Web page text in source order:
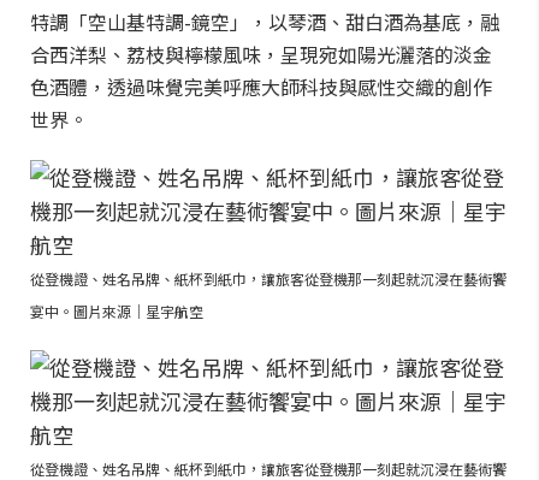
特調「空山基特調-鏡空」，以琴酒、甜白酒為基底，融
合西洋梨、荔枝與檸檬風味，呈現宛如陽光灑落的淡金
色酒體，透過味覺完美呼應大師科技與感性交織的創作
世界。
從登機證、姓名吊牌、紙杯到紙巾，讓旅客從登機那一刻起就沉浸在藝術饗
宴中。圖片來源｜星宇航空
從登機證、姓名吊牌、紙杯到紙巾，讓旅客從登機那一刻起就沉浸在藝術饗